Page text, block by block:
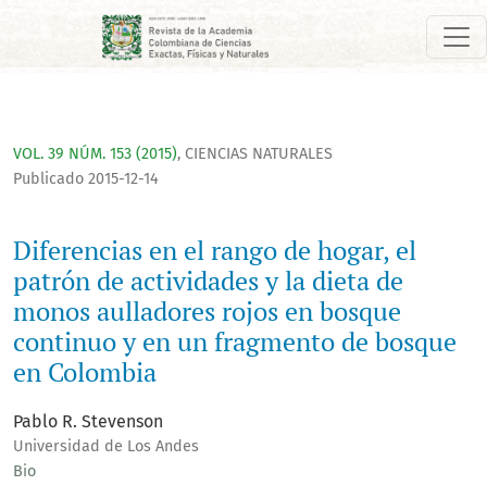
Diferencias en el rango de hogar, el patrón de actividades y
VOL. 39 NÚM. 153 (2015), CIENCIAS NATURALES
Diferencias en el rango de hogar, el
patrón de actividades y la dieta de
monos aulladores rojos en bosque
continuo y en un fragmento de bosque
en Colombia
Publicado 2015-12-14
Pablo R. Stevenson
Universidad de Los Andes
Bio